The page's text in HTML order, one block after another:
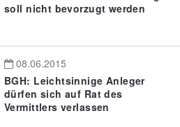
soll nicht bevorzugt werden
08.06.2015
BGH: Leichtsinnige Anleger
dürfen sich auf Rat des
Vermittlers verlassen